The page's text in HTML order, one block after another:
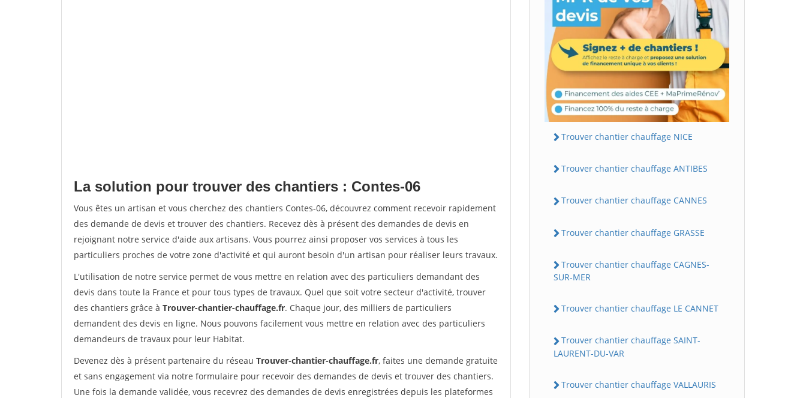
La solution pour trouver des chantiers : Contes-06
Vous êtes un artisan et vous cherchez des chantiers Contes-06, découvrez comment recevoir rapidement
des demande de devis et trouver des chantiers. Recevez dès à présent des demandes de devis en
rejoignant notre service d'aide aux artisans. Vous pourrez ainsi proposer vos services à tous les
particuliers proches de votre zone d'activité et qui auront besoin d'un artisan pour réaliser leurs travaux.
L'utilisation de notre service permet de vous mettre en relation avec des particuliers demandant des
devis dans toute la France et pour tous types de travaux. Quel que soit votre secteur d'activité, trouver
des chantiers grâce à Trouver-chantier-chauffage.fr. Chaque jour, des milliers de particuliers
demandent des devis en ligne. Nous pouvons facilement vous mettre en relation avec des particuliers
demandeurs de travaux pour leur Habitat.
Devenez dès à présent partenaire du réseau Trouver-chantier-chauffage.fr, faites une demande gratuite
et sans engagement via notre formulaire pour recevoir des demandes de devis et trouver des chantiers.
Une fois la demande validée, vous recevrez des demandes de devis enregistrées depuis les plateformes
Trouver chantier chauffage NICE
Trouver chantier chauffage ANTIBES
Trouver chantier chauffage CANNES
Trouver chantier chauffage GRASSE
Trouver chantier chauffage CAGNES-
SUR-MER
Trouver chantier chauffage LE CANNET
Trouver chantier chauffage SAINT-
LAURENT-DU-VAR
Trouver chantier chauffage VALLAURIS